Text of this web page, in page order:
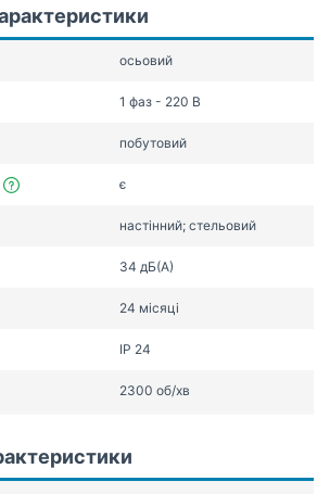
осьовий
1 фаз - 220 В
побутовий
є
настінний; стельовий
34 дБ(А)
24 місяці
IP 24
2300 об/хв